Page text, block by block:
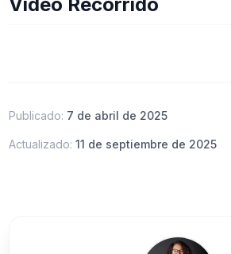
Publicado: 7 de abril de 2025
Actualizado:11 de septiembre de 2025